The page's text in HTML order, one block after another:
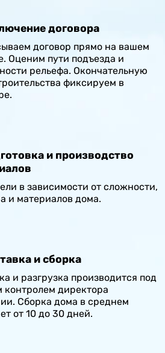
договора
договор прямо на вашем
Оценим пути подъезда и
рельефа. Окончательную
фиксируем в
и производство
в зависимости от сложности,
и материалов дома.
и сборка
и разгрузка производится под
контролем директора
Сборка дома в среднем
от 10 до 30 дней.